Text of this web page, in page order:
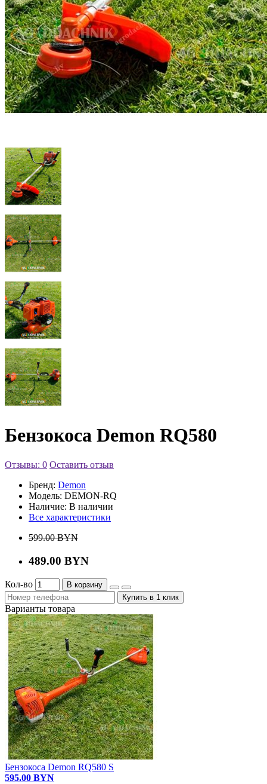
Бензокоса Demon RQ580
Отзывы: 0 Оставить отзыв
Бренд: Demon
Модель: DEMON-RQ
Наличие: В наличии
Все характеристики
599.00 BYN
489.00 BYN
Кол-во
В корзину
Купить в 1 клик
Варианты товара
Бензокоса Demon RQ580 S
595.00 BYN